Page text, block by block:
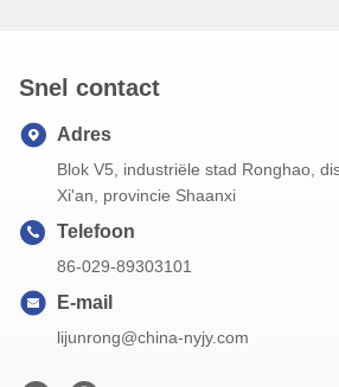
Snel contact
Adres
Blok V5, industriële stad Ronghao,
Xi'an, provincie Shaanxi
Telefoon
86-029-89303101
E-mail
lijunrong@china-nyjy.com